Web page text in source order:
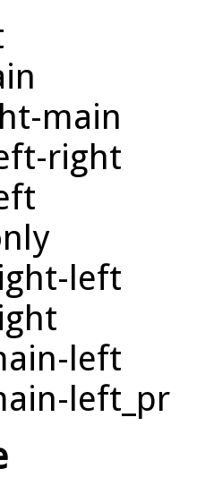
main
right
left
left
left_pr